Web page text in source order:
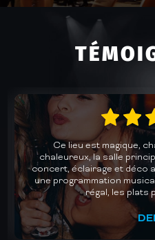
Un accueil chaleureux et
des plus belles salles de
avec des groupes de
mémorables. Un plaisir